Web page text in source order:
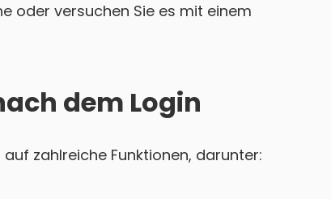
oder versuchen Sie es mit einem
dem Login
zahlreiche Funktionen, darunter: